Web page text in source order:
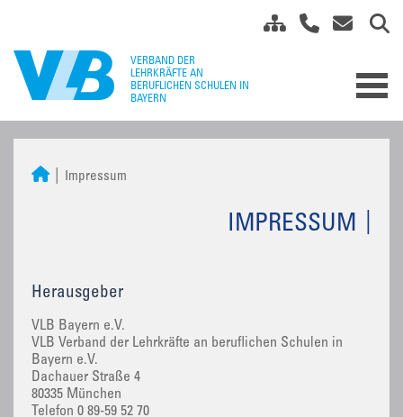
Impressum
IMPRESSUM
Herausgeber
VLB Bayern e.V.
VLB Verband der Lehrkräfte an beruflichen Schulen in
Bayern e.V.
Dachauer Straße 4
80335 München
Telefon 0 89-59 52 70